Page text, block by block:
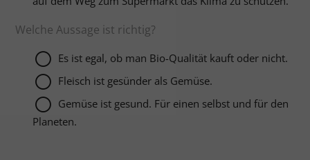
Welche Aussage ist richtig?
Es ist egal, ob man Bio-Qualität kauft oder nicht.
Fleisch ist gesünder als Gemüse.
Gemüse ist gesund. Für einen selbst und für den
Planeten.